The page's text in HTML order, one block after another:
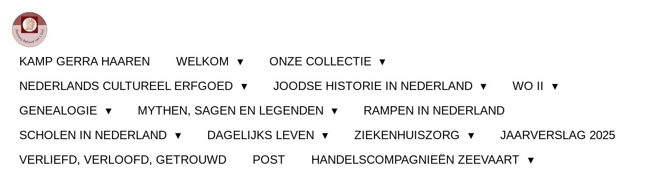
Ga
direct
naar
hoofdinhoud
KAMP GERRA HAAREN WELKOM
ONZE COLLECTIE
NEDERLANDS CULTUREEL ERFGOED
JOODSE HISTORIE IN NEDERLAND
WO II
GENEALOGIE
MYTHEN, SAGEN EN LEGENDEN
RAMPEN IN NEDERLAND
SCHOLEN IN NEDERLAND
DAGELIJKS LEVEN ZIEKENHUISZORG
JAARVERSLAG 2025
VERLIEFD, VERLOOFD, GETROUWD
POST
HANDELSCOMPAGNIEËN ZEEVAART